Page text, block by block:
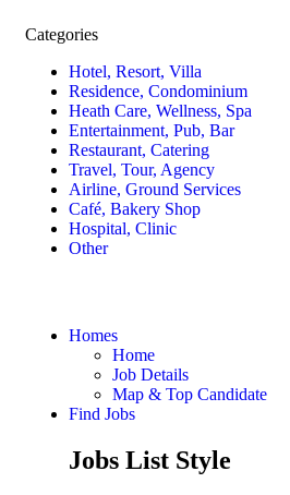
Categories
Hotel, Resort, Villa
Residence, Condominium
Heath Care, Wellness, Spa
Entertainment, Pub, Bar
Restaurant, Catering
Travel, Tour, Agency
Airline, Ground Services
Café, Bakery Shop
Hospital, Clinic
Other
Homes
Home
Job Details
Map & Top Candidate
Find Jobs
Jobs List Style